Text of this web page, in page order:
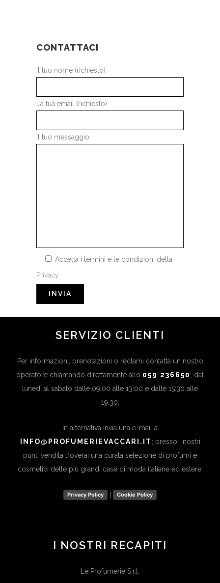
CONTATTACI
Il tuo nome (richiesto)
La tua email (richiesto)
Il tuo messaggio
Accetta i termini e le condizioni della
Privacy
SERVIZIO CLIENTI
Per informazioni, prenotazioni o reclami contatta un nostro
operatore chiamando direttamente allo 059 236650
, dal
lunedì al sabato dalle 09:00 alle 13:00 e dalle 15:30 alle
19:30.
In alternativa invia una e-mail a
INFO@PROFUMERIEVACCARI.IT ; presso i nostri
punti vendita troverai una curata selezione di profumi e
cosmetici delle più grandi case di moda italiane ed estere.
Privacy Policy Cookie Policy
I NOSTRI RECAPITI
Le Profumerie S.r.l.